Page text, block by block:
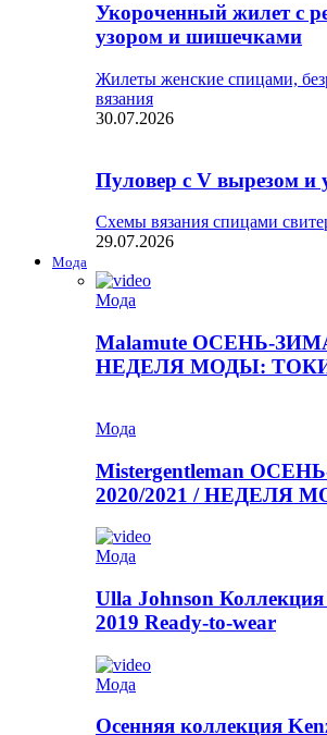
Укороченный жилет с
узором и шишечками
Жилеты женские спицами,
вязания
30.07.2026
Пуловер с V вырезом и
Схемы вязания спицами
29.07.2026
Мода
Мода
Malamute ОСЕНЬ-
НЕДЕЛЯ МОДЫ:
Мода
Mistergentleman
2020/2021 / НЕДЕЛЯ
Мода
Ulla Johnson Коллекция
2019 Ready-to-wear
Мода
Осенняя коллекция